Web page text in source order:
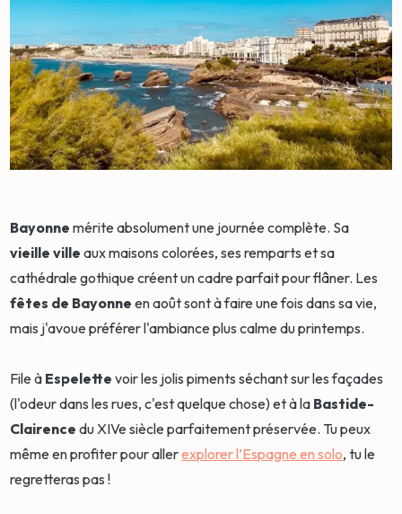
Bayonne mérite absolument une journée complète. Sa
vieille ville aux maisons colorées, ses remparts et sa
cathédrale gothique créent un cadre parfait pour flâner. Les
fêtes de Bayonne en août sont à faire une fois dans sa vie,
mais j'avoue préférer l'ambiance plus calme du printemps.
File à Espelette voir les jolis piments séchant sur les façades
(l'odeur dans les rues, c'est quelque chose) et à la Bastide-
Clairence du XIVe siècle parfaitement préservée. Tu peux
même en profiter pour allerexplorer l’Espagne en solo, tu le
regretteras pas !